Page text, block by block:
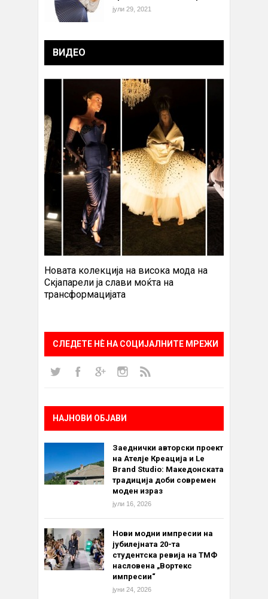
јули 29, 2021
ВИДЕО
Новата колекција на висока мода на
Скјапарели ја слави моќта на
трансформацијата
СЛЕДЕТЕ НÈ НА СОЦИЈАЛНИТЕ МРЕЖИ
НАЈНОВИ ОБЈАВИ
Заеднички авторски проект
на Ателје Креација и Le
Brand Studio: Македонската
традиција доби современ
моден израз
јули 16, 2026
Нови модни импресии на
јубилејната 20-та
студентска ревија на ТМФ
насловена „Вортекс
импресии“
јуни 24, 2026